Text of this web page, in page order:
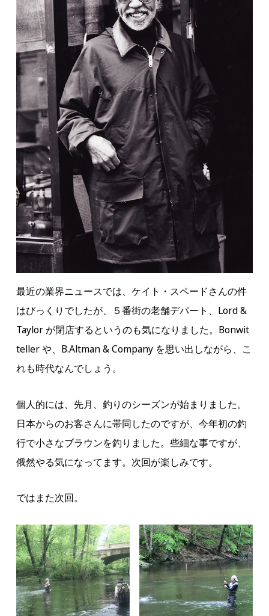
最近の業界ニュースでは、ケイト・スペードさんの件
はびっくりでしたが、５番街の老舗デパート、Lord &
Taylor が閉店するというのも気になりました。Bonwit
teller や、B.Altman & Company を思い出しながら、こ
れも時代なんでしょう。
個人的には、先月、釣りのシーズンが始まりました。
日本からのお客さんに帯同したのですが、今年初の釣
行で小さなブラウンを釣りました。些細な事ですが、
俄然やる気になってます。次回が楽しみです。
ではまた次回。